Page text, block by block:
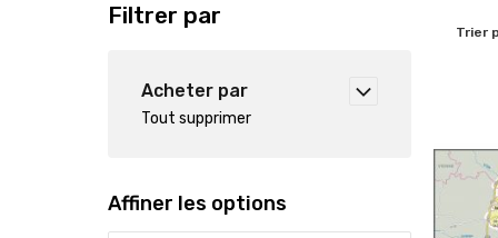
Trier
Filtrer par
Acheter par
Tout supprimer
Affiner les options